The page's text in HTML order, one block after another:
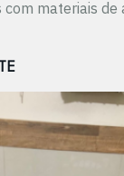
materiais de